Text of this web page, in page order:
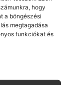
hogy
a böngészési
megtagadása
funkciókat és